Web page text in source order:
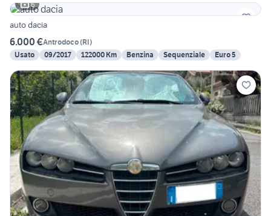
6
auto dacia
6.000 €Antrodoco(RI)
Usato
09/2017 122000 Km Benzina Sequenziale Euro 5